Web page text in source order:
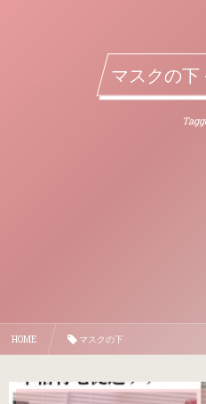
マスクの
HOME マスクの下